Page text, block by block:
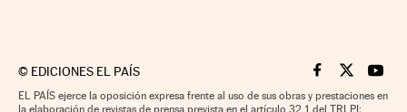
© EDICIONES EL PAÍS Cinco Días en
Cinco Días
Cinco
EL PAÍS ejerce la oposición expresa frente al uso de sus obras y prestaciones en
la elaboración de revistas de prensa prevista en el artículo 32.1 del TRLPI;